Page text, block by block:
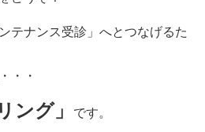
テナンス受診」へとつなげるた
・・
ング」 です。